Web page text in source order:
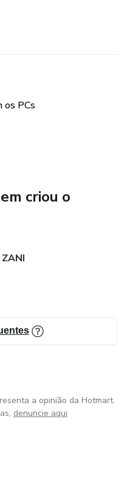
os PCs
criou o
a opinião da Hotmart.
denuncie aqui